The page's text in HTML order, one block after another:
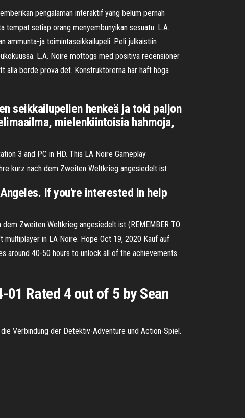
pengalaman interaktif yang belum pernah
tempat setiap orang menyembunyikan sesuatu. L.A.
ammunta-ja toimintaseikkailupeli. Peli julkaistiin
L.A. Noire mottogs med positiva recensioner
alla borde prova det. Konstruktörerna har haft höga
seikkailupelien henkeä ja toki paljon
mielenkiintoisia hahmoja,
3 and PC in HD. This LA Noire Gameplay
kurz nach dem Zweiten Weltkrieg angesiedelt ist
If you're interested in help
Zweiten Weltkrieg angesiedelt ist (REMEMBER TO
multiplayer in LA Noire. Hope Oct 19, 2020 Kauf auf
around 40-50 hours to unlock all of the achievements
Rated 4 out of 5 by Sean
Verbindung der Detektiv-Adventure und Action-Spiel.